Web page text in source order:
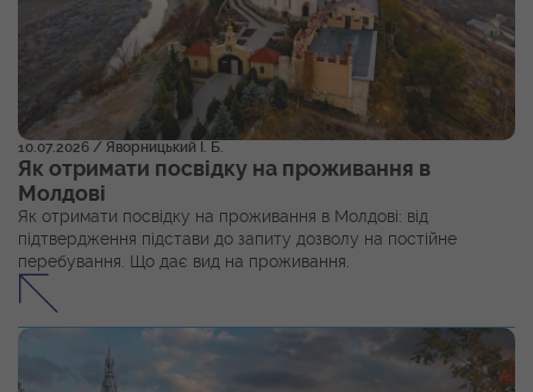
10.07.2026 / Яворницький І. Б.
Як отримати посвідку на проживання в
Молдові
Як отримати посвідку на проживання в Молдові: від
підтвердження підстави до запиту дозволу на постійне
перебування. Що дає вид на проживання.